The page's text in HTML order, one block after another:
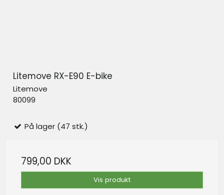
Litemove RX-E90 E-bike
Litemove
80099
På lager (47 stk.)
799,00 DKK
Vis produkt